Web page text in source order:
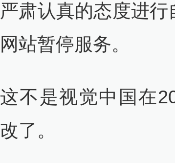
严肃认真的态度进
网站暂停服务。
这不是视觉中国在
改了。